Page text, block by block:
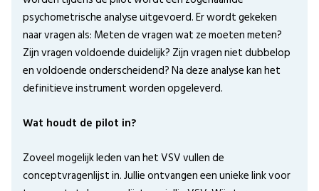
psychometrische analyse uitgevoerd. Er wordt gekeken
naar vragen als: Meten de vragen wat ze moeten meten?
Zijn vragen voldoende duidelijk? Zijn vragen niet dubbelop
en voldoende onderscheidend? Na deze analyse kan het
definitieve instrument worden opgeleverd.
Wat houdt de pilot in?
Zoveel mogelijk leden van het VSV vullen de
conceptvragenlijst in. Jullie ontvangen een unieke link voor